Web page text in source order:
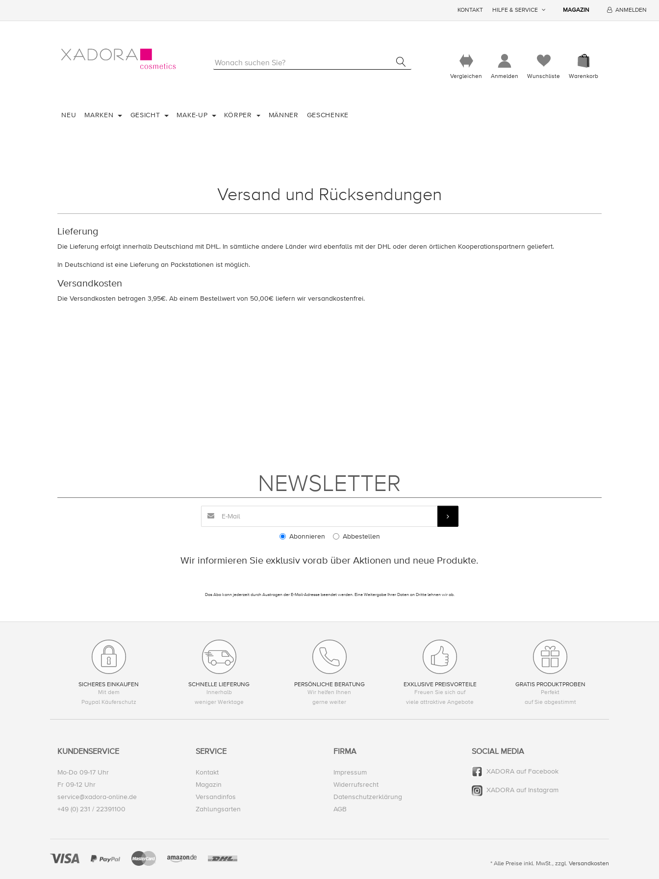
KONTAKT HILFE & SERVICE MAGAZIN ANMELDEN
Vergleichen Anmelden Wunschliste Warenkorb
NEU MARKEN GESICHT MAKE-UP KÖRPER MÄNNER GESCHENKE
Versand und Rücksendungen
Lieferung
Die Lieferung erfolgt innerhalb Deutschland mit DHL. In sämtliche andere Länder wird ebenfalls mit der DHL oder deren örtlichen Kooperationspartnern geliefert.
In Deutschland ist eine Lieferung an Packstationen ist möglich.
Versandkosten
Die Versandkosten betragen 3,95€. Ab einem Bestellwert von 50,00€ liefern wir versandkostenfrei.
NEWSLETTER
Abonnieren Abbestellen
Wir informieren Sie exklusiv vorab über Aktionen und neue Produkte.
Das Abo kann jederzeit durch Austragen der E-Mail-Adresse beendet werden. Eine Weitergabe Ihrer Daten an Dritte lehnen wir ab.
SICHERES EINKAUFEN
Mit dem
Paypal Käuferschutz
SCHNELLE LIEFERUNG
Innerhalb
weniger Werktage
PERSÖNLICHE BERATUNG
Wir helfen Ihnen
gerne weiter
EXKLUSIVE PREISVORTEILE
Freuen Sie sich auf
viele attraktive Angebote
GRATIS PRODUKTPROBEN
Perfekt
auf Sie abgestimmt
KUNDENSERVICE
Mo-Do 09-17 Uhr
Fr 09-12 Uhr
service@xadora-online.de
+49 (0) 231 / 22391100
SERVICE
Kontakt
Magazin
Versandinfos
Zahlungsarten
FIRMA
Impressum
Widerrufsrecht
Datenschutzerklärung
AGB
SOCIAL MEDIA
XADORA auf Facebook
XADORA auf Instagram
* Alle Preise inkl. MwSt., zzgl. Versandkosten